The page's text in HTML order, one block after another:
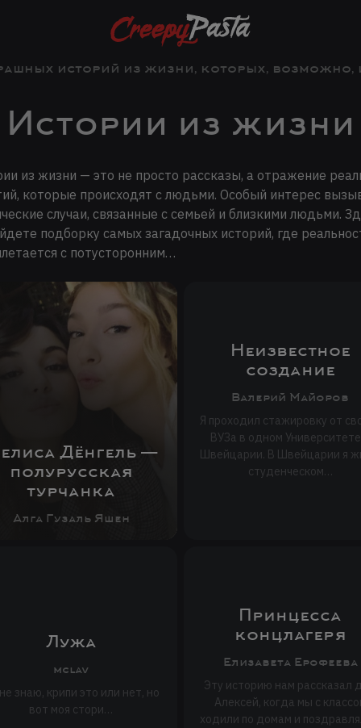
историй из жизни, которых, возможно,
Истории из жизни
из жизни — это не просто рассказы, а отражение
которые происходят с людьми. Особый интерес
случаи, связанные с семьей и близкими людьми.
подборку самых загадочных историй, где
с потусторонним…
Дёнгель —
полурусская
турчанка
Алга Гузаль Яшен
Неизвестное
создание
Валерий Майоров
Я проходил стажировку от
ВУЗа в одном
Швейцарии. В Швейцарии я
студенческом…
Лужа
mclav
знаю, крипи это или нет, но
вот моя стори…
Принцесса
концлагеря
Елизавета Ерофеева
Эту историю нам рассказал
Алексей, когда мы с
ходили по домам и